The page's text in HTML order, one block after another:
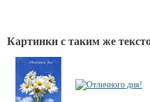
Картинки с таким же